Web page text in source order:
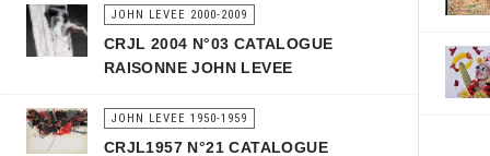
JOHN LEVEE 2000-2009
CRJL 2004 N°03 CATALOGUE
RAISONNE JOHN LEVEE
JOHN LEVEE 1950-1959
CRJL1957 N°21 CATALOGUE